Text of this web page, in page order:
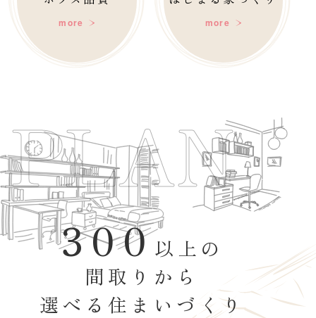
more more
PLAN
300以上の
間取りから
選べる住まいづくり